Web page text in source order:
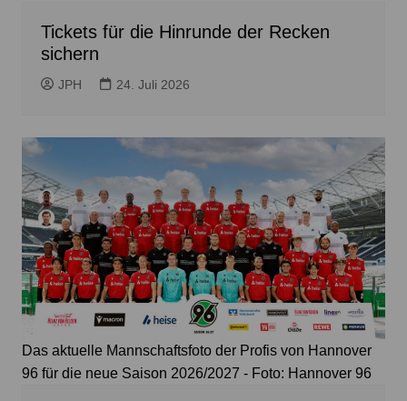
Tickets für die Hinrunde der Recken
sichern
JPH 24. Juli 2026
Das aktuelle Mannschaftsfoto der Profis von Hannover
96 für die neue Saison 2026/2027 - Foto: Hannover 96